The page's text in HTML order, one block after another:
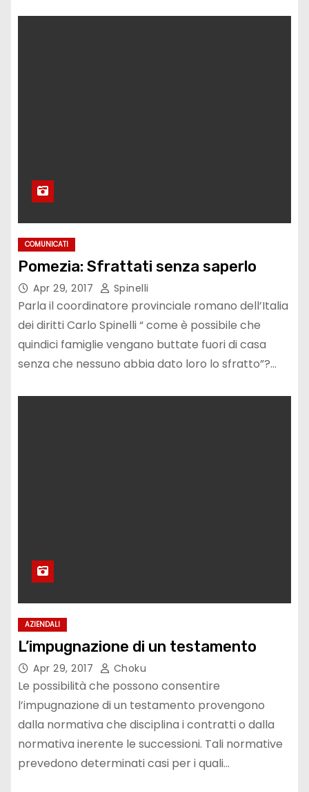
COMUNICATI
Pomezia: Sfrattati senza saperlo
Apr 29, 2017 Spinelli
Parla il coordinatore provinciale romano dell’Italia
dei diritti Carlo Spinelli “ come è possibile che
quindici famiglie vengano buttate fuori di casa
senza che nessuno abbia dato loro lo sfratto”?…
AZIENDALI
L’impugnazione di un testamento
Apr 29, 2017 Choku
Le possibilità che possono consentire
l’impugnazione di un testamento provengono
dalla normativa che disciplina i contratti o dalla
normativa inerente le successioni. Tali normative
prevedono determinati casi per i quali…